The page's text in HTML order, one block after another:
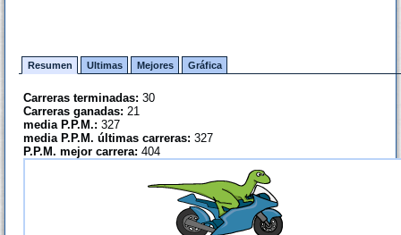
Resumen Ultimas Mejores Gráfica
Carreras terminadas: 30
Carreras ganadas: 21
media P.P.M.: 327
media P.P.M. últimas carreras: 327
P.P.M. mejor carrera: 404